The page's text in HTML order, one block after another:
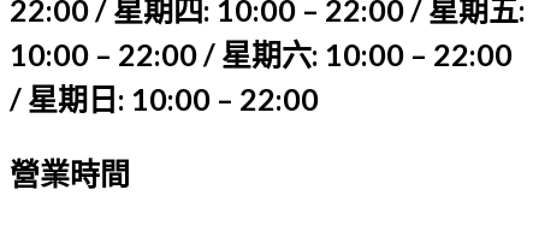
22:00 / 星期四: 10:00 – 22:00 / 星期五:
10:00 – 22:00 / 星期六: 10:00 – 22:00
/ 星期日: 10:00 – 22:00
營業時間